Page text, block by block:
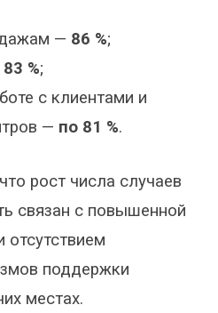
— 86 %;
83 %;
с клиентами и
— по 81 %.
рост числа случаев
связан с повышенной
отсутствием
поддержки
местах.